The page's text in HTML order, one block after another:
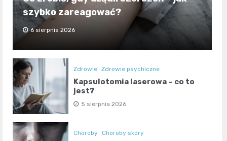
szybko zareagować?
6 sierpnia 2026
Zdrowie Zdrowie psychiczne
Kapsulotomia laserowa – co to
jest?
5 sierpnia 2026
Choroby Choroby skóry